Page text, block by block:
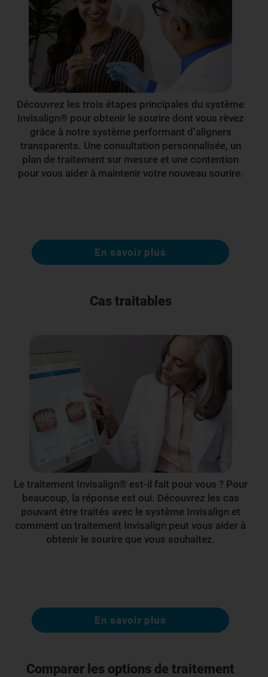
Découvrez les trois étapes principales du système
Invisalign® pour obtenir le sourire dont vous rêvez
grâce à notre système performant d’aligners
transparents. Une consultation personnalisée, un
plan de traitement sur mesure et une contention
pour vous aider à maintenir votre nouveau sourire.
En savoir plus
Cas traitables
Le traitement Invisalign® est-il fait pour vous ? Pour
beaucoup, la réponse est oui. Découvrez les cas
pouvant être traités avec le système Invisalign et
comment un traitement Invisalign peut vous aider à
obtenir le sourire que vous souhaitez.
En savoir plus
Comparer les options de traitement